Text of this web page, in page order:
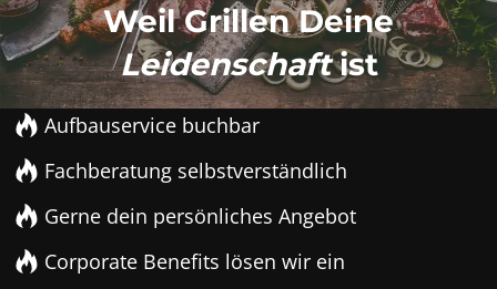
Weil Grillen Deine
Leidenschaftist
Aufbauservice buchbar
Fachberatung selbstverständlich
Gerne dein persönliches Angebot
Corporate Benefits lösen wir ein